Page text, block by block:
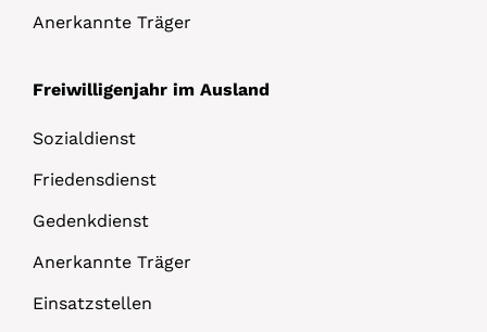
Anerkannte Träger
Freiwilligenjahr im Ausland
Sozialdienst
Friedensdienst
Gedenkdienst
Anerkannte Träger
Einsatzstellen